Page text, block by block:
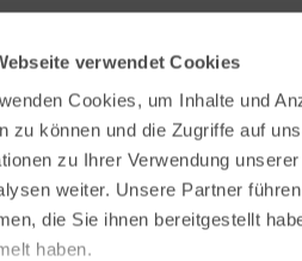
verwendet Cookies
Cookies, um Inhalte und
zu können und die Zugriffe auf
zu Ihrer Verwendung
weiter. Unsere Partner
die Sie ihnen bereitgestellt
haben.
Carl-Oelemann-Weg 5
Tel:+49 6032 782-200
Fax: +49 6032 782-220